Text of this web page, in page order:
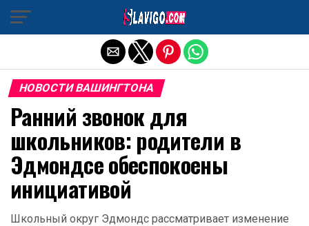
НОВОСТИ ВАШИНГТОНА
Ранний звонок для
школьников: родители в
Эдмондсе обеспокоены
инициативой
Школьный округ Эдмондс рассматривает изменение
Exit mobile version